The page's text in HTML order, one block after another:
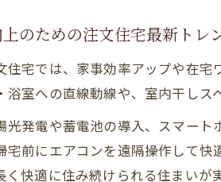
のための注文住宅最新トレ
住宅では、家事効率アップや在
浴室への直線動線や、室内干しス
光発電や蓄電池の導入、スマー
宅前にエアコンを遠隔操作して
く快適に住み続けられる住まいが